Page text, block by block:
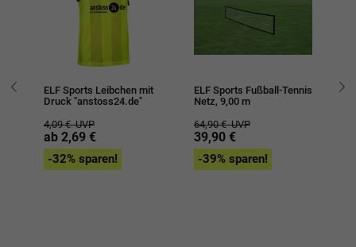
ELF Sports Leibchen mit
Druck "anstoss24.de"
4,09 €UVP
ab 2,69 €
-32% sparen!
ELF Sports Fußball-Tennis
Netz, 9,00 m
64,90 €UVP
39,90 €
-39% sparen!